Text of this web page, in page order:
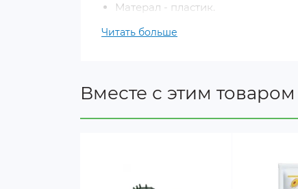
Матерал - пластик.
Читать больше
Вместе с этим